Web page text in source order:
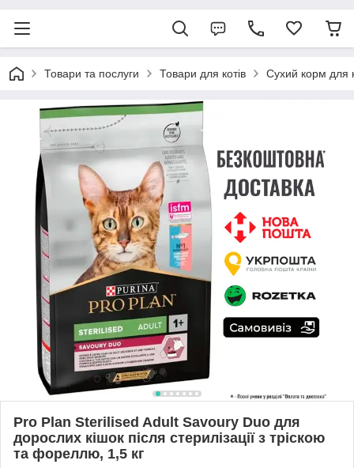
Товари та послуги Товари для котів Сухий корм для
Pro Plan Sterilised Adult Savoury Duo для
дорослих кішок після стерилізації з тріскою
та фореллю, 1,5 кг